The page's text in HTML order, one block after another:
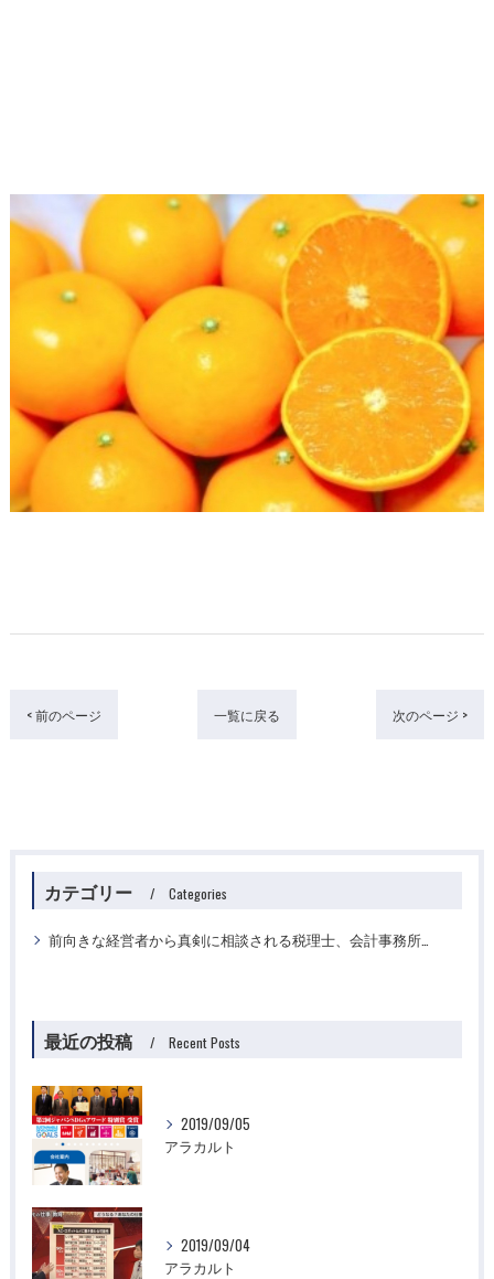
< 前のページ 一覧に戻る 次のページ >
カテゴリー Categories
前向きな経営者から真剣に相談される税理士、会計事務所ですか？
最近の投稿 Recent Posts
2019/09/05
アラカルト
2019/09/04
アラカルト